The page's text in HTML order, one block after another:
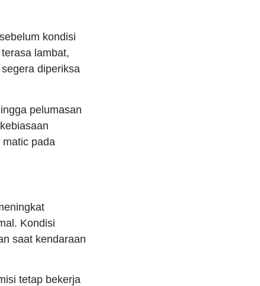
kondisi
lambat,
diperiksa
pelumasan
pada
Kondisi
saat kendaraan
tetap bekerja